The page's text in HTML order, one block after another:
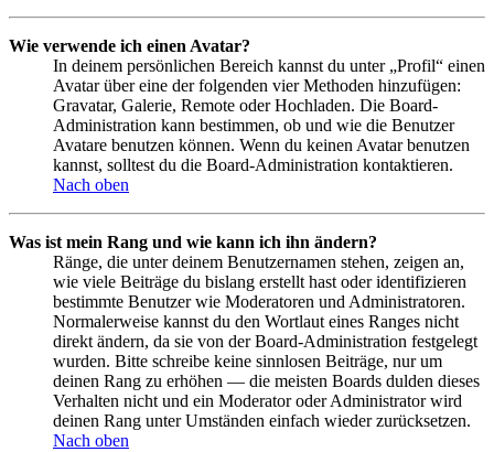
Wie verwende ich einen Avatar?
In deinem persönlichen Bereich kannst du unter „Profil“ einen
Avatar über eine der folgenden vier Methoden hinzufügen:
Gravatar, Galerie, Remote oder Hochladen. Die Board-
Administration kann bestimmen, ob und wie die Benutzer
Avatare benutzen können. Wenn du keinen Avatar benutzen
kannst, solltest du die Board-Administration kontaktieren.
Nach oben
Was ist mein Rang und wie kann ich ihn ändern?
Ränge, die unter deinem Benutzernamen stehen, zeigen an,
wie viele Beiträge du bislang erstellt hast oder identifizieren
bestimmte Benutzer wie Moderatoren und Administratoren.
Normalerweise kannst du den Wortlaut eines Ranges nicht
direkt ändern, da sie von der Board-Administration festgelegt
wurden. Bitte schreibe keine sinnlosen Beiträge, nur um
deinen Rang zu erhöhen — die meisten Boards dulden dieses
Verhalten nicht und ein Moderator oder Administrator wird
deinen Rang unter Umständen einfach wieder zurücksetzen.
Nach oben